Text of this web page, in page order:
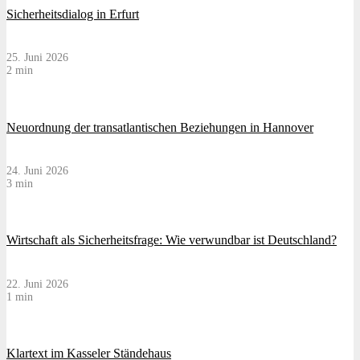
Sicherheitsdialog in Erfurt
25. Juni 2026
2 min
Neuordnung der transatlantischen Beziehungen in Hannover
24. Juni 2026
3 min
Wirtschaft als Sicherheitsfrage: Wie verwundbar ist Deutschland?
22. Juni 2026
1 min
Klartext im Kasseler Ständehaus